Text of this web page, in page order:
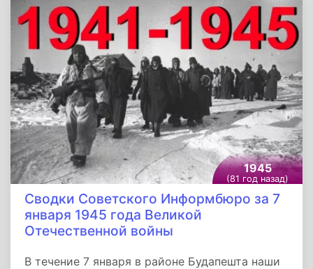
центрами Винницкой области Комсомольское,
Липовец, Оратов, районными центрами
Киевской области городом Ржищев, Ракитно.
1945
(81 год назад)
Сводки Советского Информбюро за 7
января 1945 года Великой
Отечественной войны
В течение 7 января в районе Будапешта наши